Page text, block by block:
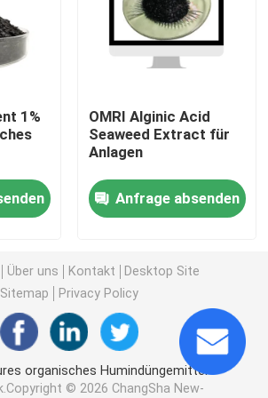
Düngemittel
Pulver
1%
OMRI Alginic Acid
Seaweed Extract für
Anlagen
Anfrage absenden
Über uns Kontakt
Desktop Site
Sitemap
Privacy Policy
organisches Humindüngemittel
© 2026 ChangSha New-